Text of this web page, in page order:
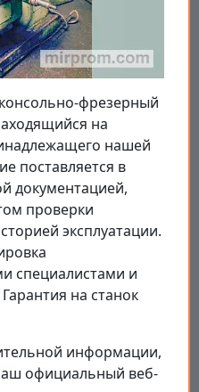
фрезерный
на
нашей
поставляется в
документацией,
проверки
эксплуатации.
специалистами и
на станок
информации,
официальный веб-